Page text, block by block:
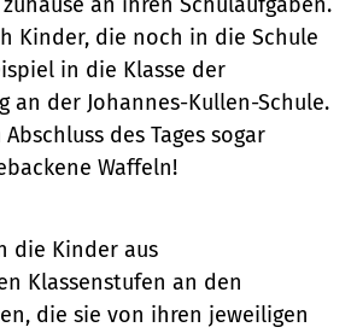
Kinder, die noch in die Schule
in die Klasse der
an der Johannes-Kullen-Schule.
des Tages sogar
Waffeln!
die Kinder aus
Klassenstufen an den
die sie von ihren jeweiligen